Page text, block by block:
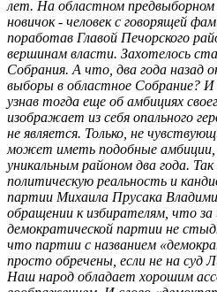
лет. На областном предвыборном
новичок - человек с говорящей
поработав Главой Печорского
вершинам власти. Захотелось
Собрания. А что, два года назад
выборы в областное Собрание? И
узнав тогда еще об амбициях
изображает из себя опального
не является. Только, не
может иметь подобные амбиции,
уникальным районом два года.
политическую реальность и
партии Михаила Прусака
обращении к избирателям, что
демократической партии не
что партии с названием
просто обречены, если не на суд
Наш народ обладает хорошим